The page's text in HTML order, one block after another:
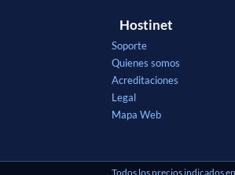
Hostinet
Soporte
Quienes somos
Acreditaciones
Legal
Mapa Web
Todos los precios indicados